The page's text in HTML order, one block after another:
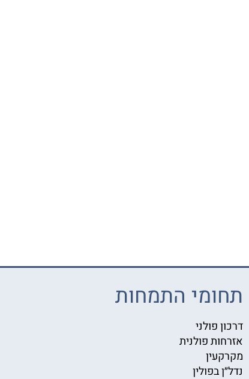
תחומי התמחות
דרכון פולני
אזרחות פולנית
מקרקעין
נדל״ן בפולין